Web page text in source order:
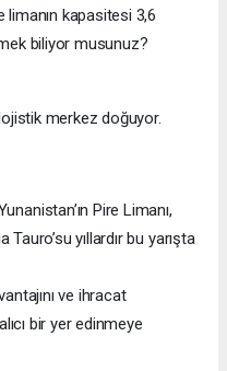
kapasitesi 3,6
biliyor musunuz?
merkez doğuyor.
Pire Limanı,
Tauro’su yıllardır bu yarışta
ve ihracat
bir yer edinmeye